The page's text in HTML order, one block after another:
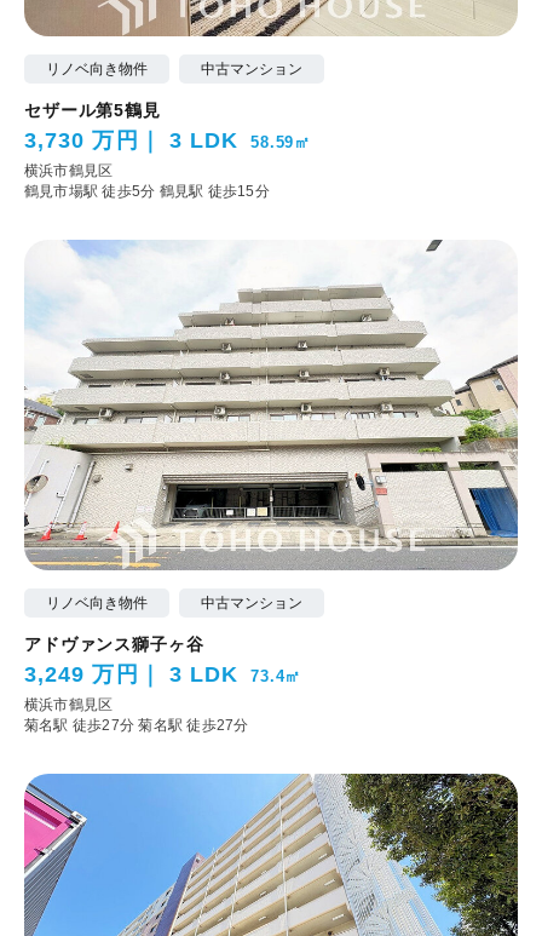
リノベ向き物件 中古マンション
セザール第5鶴見
3,730 万円 3 LDK 58.59㎡
横浜市鶴見区
鶴見市場駅 徒歩5分 鶴見駅 徒歩15分
リノベ向き物件 中古マンション
アドヴァンス獅子ヶ谷
3,249 万円 3 LDK 73.4㎡
横浜市鶴見区
菊名駅 徒歩27分菊名駅 徒歩27分